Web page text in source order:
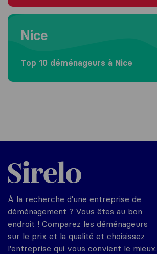
Moving to Nice
Nice
Top 10 déménageurs à Nice
Sirelo.fr
À la recherche d'une entreprise de
déménagement ? Vous êtes au bon
endroit ! Comparez les déménageurs
sur le prix et la qualité et choisissez
l'entreprise qui vous convient le mieux.